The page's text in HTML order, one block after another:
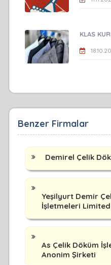
KLAS
Benzer Firmalar
Demirel Çelik
Yeşilyurt Demir
İşletmeleri
As Çelik Döküm
Anonim Şirketi